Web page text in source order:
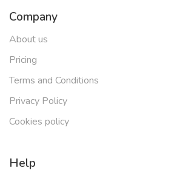
Company
About us
Pricing
Terms and Conditions
Privacy Policy
Cookies policy
Help